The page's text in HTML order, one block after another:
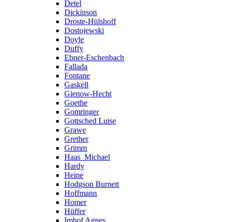
Detel
Dickinson
Droste-Hülshoff
Dostojewski
Doyle
Duffy
Ebner-Eschenbach
Fallada
Fontane
Gaskell
Gienow-Hecht
Goethe
Gomringer
Gottsched Luise
Grawe
Grether
Grimm
Haas_Michael
Hardy
Heine
Hodgson Burnett
Hoffmann
Homer
Hüffer
Imhof Agnes